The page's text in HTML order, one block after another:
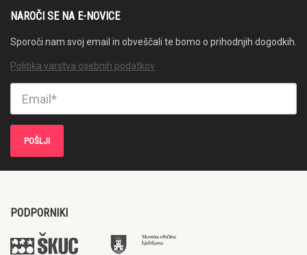
NAROČI SE NA E-NOVICE
Sporoči nam svoj email in obveščali te bomo o prihodnjih dogodkih.
Politika varstva osebnih podatkov
PODPORNIKI